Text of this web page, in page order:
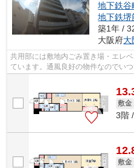
地下鉄谷
地下鉄堺
築1年 /
大阪府大
共用部には敷地内ごみ置き場・エレ
ています。通風良好の物件なのでい
敷金
3階
敷金